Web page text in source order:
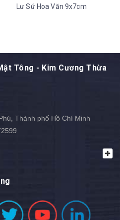
Lư Sứ Hoa Văn 9x7cm
Tông - Kim Cương Thừa
Thành phố Hồ Chí Minh